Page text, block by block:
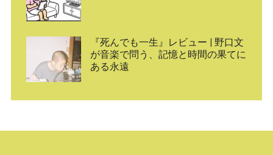
『死んでも一生』レビュー | 野口文
が音楽で問う、記憶と時間の果てに
ある永遠